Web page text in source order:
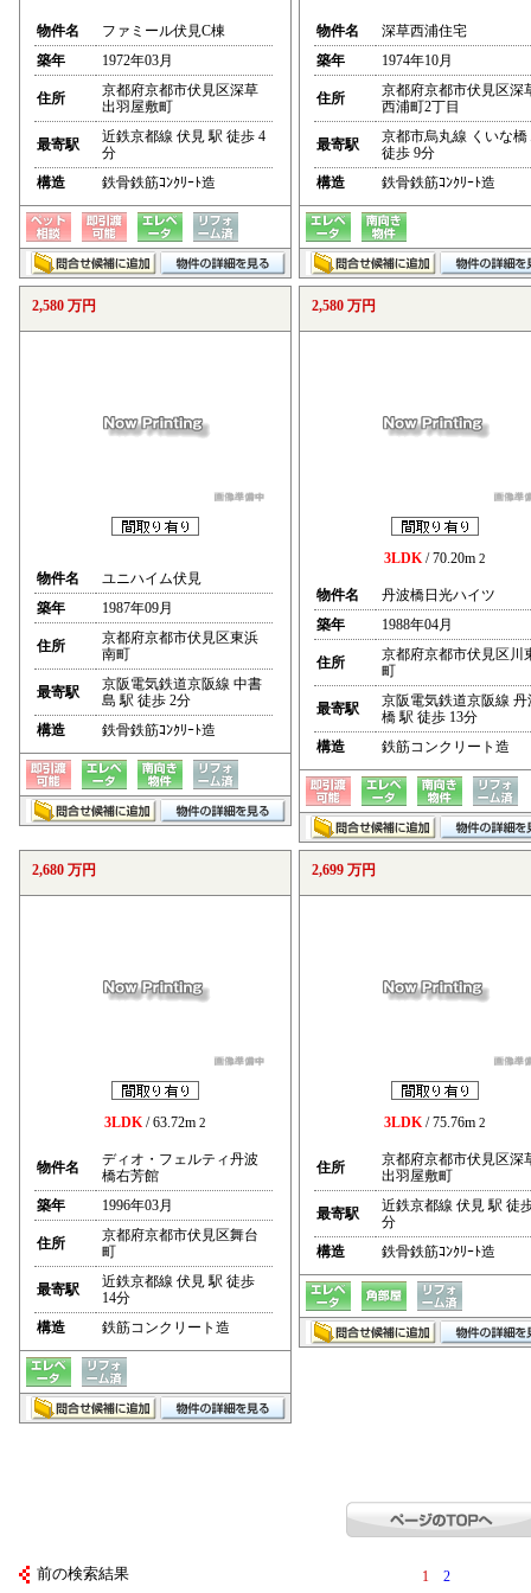
物件名
ファミール伏見C棟
築年
1972年03月
住所
京都府京都市伏見区深草
出羽屋敷町
最寄駅
近鉄京都線 伏見 駅 徒歩 4
分
構造
鉄骨鉄筋ｺﾝｸﾘｰﾄ造
物件名
深草西浦住宅
築年
1974年10月
住所
京都府京都市伏見区深
西浦町2丁目
最寄駅
京都市烏丸線 くいな橋
徒歩 9分
構造
鉄骨鉄筋ｺﾝｸﾘｰﾄ造
2,580 万円
物件名
ユニハイム伏見
築年
1987年09月
住所
京都府京都市伏見区東浜
南町
最寄駅
京阪電気鉄道京阪線 中書
島 駅 徒歩 2分
構造
鉄骨鉄筋ｺﾝｸﾘｰﾄ造
2,580 万円
3LDK/ 70.20m 2
物件名
丹波橋日光ハイツ
築年
1988年04月
住所
京都府京都市伏見区川
町
最寄駅
京阪電気鉄道京阪線 丹
橋 駅 徒歩 13分
構造
鉄筋コンクリート造
2,680 万円
3LDK/ 63.72m 2
物件名
ディオ・フェルティ丹波
橋右芳館
築年
1996年03月
住所
京都府京都市伏見区舞台
町
最寄駅
近鉄京都線 伏見 駅 徒歩
14分
構造
鉄筋コンクリート造
2,699 万円
3LDK/ 75.76m 2
住所
京都府京都市伏見区深
出羽屋敷町
最寄駅
近鉄京都線 伏見 駅 徒
分
構造
鉄骨鉄筋ｺﾝｸﾘｰﾄ造
前の検索結果 1 2